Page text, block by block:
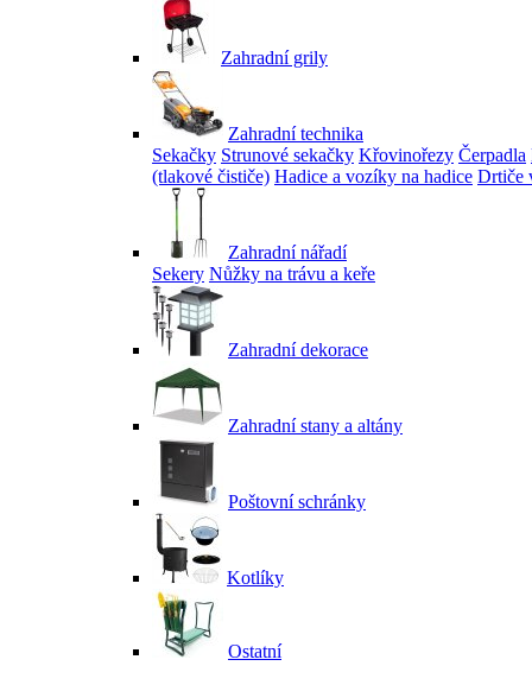
Zahradní grily
Zahradní technika
Sekačky Strunové sekačky Křovinořezy Čerpadla
(tlakové čističe) Hadice a vozíky na hadice Drtiče
Zahradní nářadí
Sekery Nůžky na trávu a keře
Zahradní dekorace
Zahradní stany a altány
Poštovní schránky
Kotlíky
Ostatní